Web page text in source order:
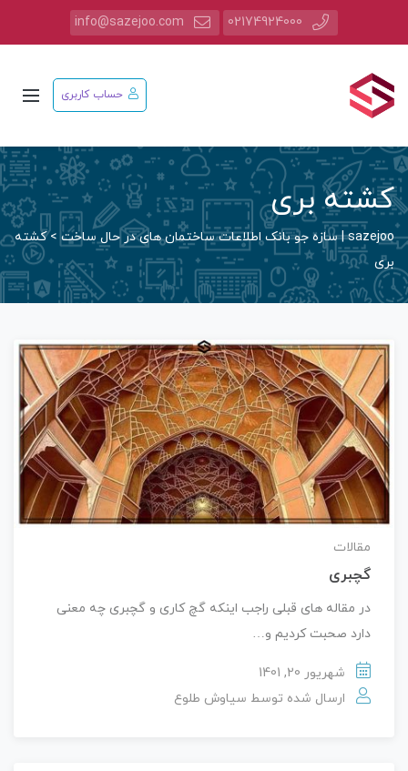
02174924000
info@sazejoo.com
حساب کاربری
کشته بری
sazejoo | سازه جو بانک اطلاعات ساختمان های در حال ساخت >کشته
بری
مقالات
گچبری
در مقاله های قبلی راجب اینکه گچ کاری و گچبری چه معنی
دارد صحبت کردیم و…
شهریور 20, 1401
ارسال شده توسط سیاوش طلوع